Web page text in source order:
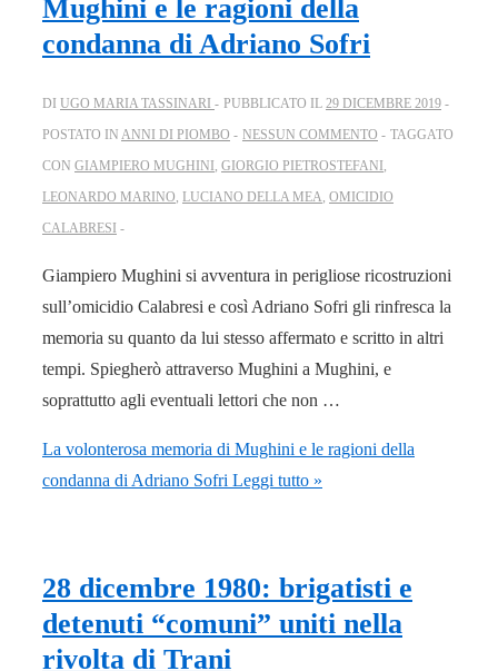
Mughini e le ragioni della
condanna di Adriano Sofri
DI UGO MARIA TASSINARI PUBBLICATO IL 29 DICEMBRE 2019
POSTATO IN ANNI DI PIOMBO NESSUN COMMENTO
TAGGATO
CON GIAMPIERO MUGHINI GIORGIO PIETROSTEFANI
LEONARDO MARINO LUCIANO DELLA MEA OMICIDIO
CALABRESI
Giampiero Mughini si avventura in perigliose ricostruzioni
sull’omicidio Calabresi e così Adriano Sofri gli rinfresca la
memoria su quanto da lui stesso affermato e scritto in altri
tempi. Spiegherò attraverso Mughini a Mughini, e
soprattutto agli eventuali lettori che non …
La volonterosa memoria di Mughini e le ragioni della
condanna di Adriano Sofri Leggi tutto »
28 dicembre 1980: brigatisti e
detenuti “comuni” uniti nella
rivolta di Trani